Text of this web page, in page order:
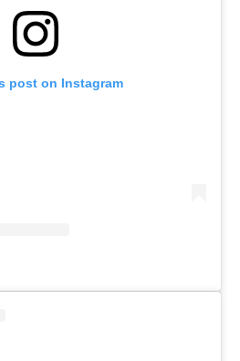
post on Instagram